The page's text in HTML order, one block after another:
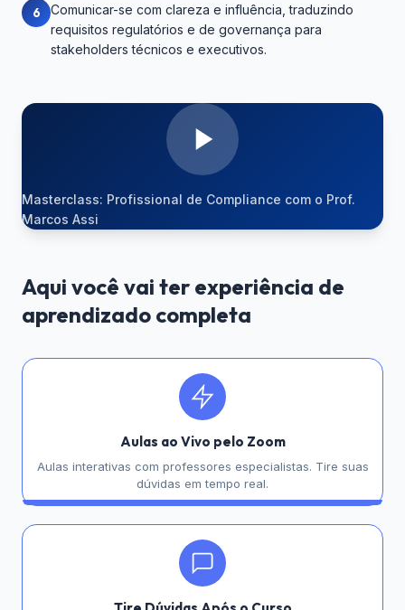
6
Comunicar-se com clareza e influência, traduzindo
requisitos regulatórios e de governança para
stakeholders técnicos e executivos.
Masterclass: Profissional de Compliance com o Prof.
Marcos Assi
Aqui você vai ter experiência de
aprendizado completa
Aulas ao Vivo pelo Zoom
Aulas interativas com professores especialistas. Tire suas
dúvidas em tempo real.